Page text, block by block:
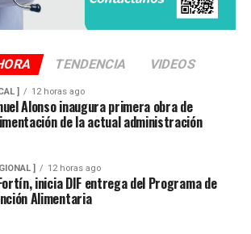
TENDENCIA VIDEOS
] 12 horas ago
Alonso inaugura primera obra de
de la actual administración
] 12 horas ago
inicia DIF entrega del Programa de
Alimentaria